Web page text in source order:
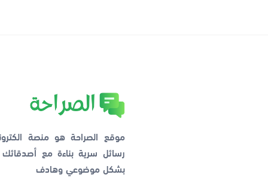
موقع الصراحة هو منصة
رسائل سرية بناءة مع
بشكل موضوعي وهادف